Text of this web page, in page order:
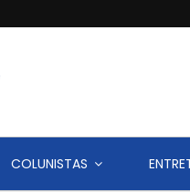
COLUNISTAS